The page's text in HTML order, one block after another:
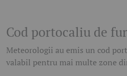
Cod portocaliu de
Meteorologii au emis un cod
valabil pentru mai multe zone